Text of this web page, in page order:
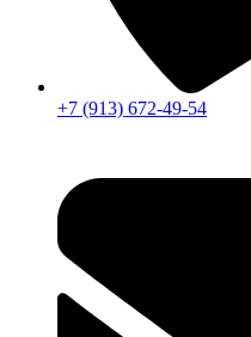
+7 (913) 672-49-54